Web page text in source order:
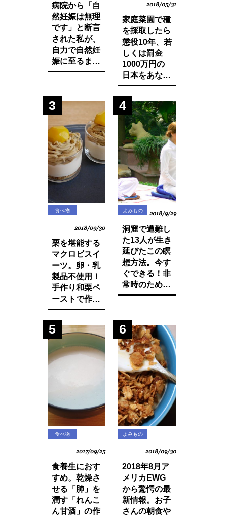
病院から「自
然妊娠は無理
です」と断言
された私が、
自力で自然妊
娠に至るまで
に実践した生
物の改善・身
体の変化につ
いてお話しし
ます。
2018/05/31
家庭菜園で種
を採取したら
懲役10年、若
しくは罰金
1000万円の
日本をあなた
は想像できま
すか？今まで
登録品種のみ
禁止されてい
た種採りや脇
芽挿しが原則
禁止の方向
に・・？
3
食べ物
2018/09/30
栗を堪能する
マクロビスイ
ーツ。卵・乳
製品不使用！
手作り和栗ペ
ーストで作る
モンブランパ
フェの作り方
4
よみもの 2018/9/29
洞窟で遭難し
た13人が生き
延びたこの瞑
想方法。今す
ぐできる！非
常時のために
知っておきた
マネージ。
5
食べ物
2017/09/25
食養生におす
すめ。乾燥さ
せる「肺」を
潤す「れんこ
ん甘酒」の作
6
よみもの
2018/09/30
2018年8月ア
メリカEWG
から驚愕の最
新情報。お子
さんの朝食や